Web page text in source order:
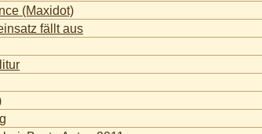
(Maxidot)
fällt aus